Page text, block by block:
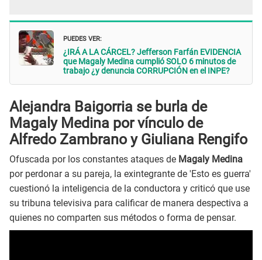
PUEDES VER:
¿IRÁ A LA CÁRCEL? Jefferson Farfán EVIDENCIA
que Magaly Medina cumplió SOLO 6 minutos de
trabajo ¿y denuncia CORRUPCIÓN en el INPE?
Alejandra Baigorria se burla de
Magaly Medina por vínculo de
Alfredo Zambrano y Giuliana Rengifo
Ofuscada por los constantes ataques de Magaly Medina
por perdonar a su pareja, la exintegrante de 'Esto es guerra'
cuestionó la inteligencia de la conductora y criticó que use
su tribuna televisiva para calificar de manera despectiva a
quienes no comparten sus métodos o forma de pensar.